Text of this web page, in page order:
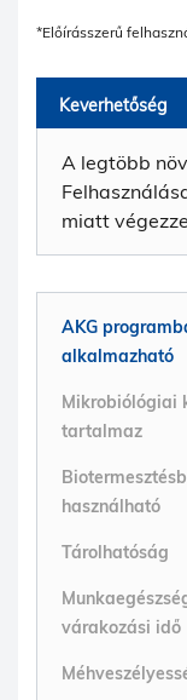
*Előírásszerű
Keverhetőség
A legtöbb
miatt
AKG
alkalmazható
Mikrobiólógiai
tartalmaz
használható
Tárolhatóság
várakozási idő